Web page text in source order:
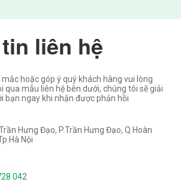
liên hệ
hoặc góp ý quý khách hàng vui lòng
qua mẫu liên hệ bên dưới, chúng tôi sẽ giải
bạn ngay khi nhận được phản hồi
Hưng Đạo, P.Trần Hưng Đạo, Q.Hoàn
Nội
042